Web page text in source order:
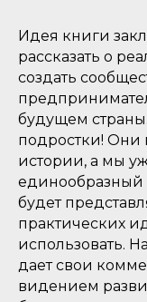
Идея книги
рассказать о
создать
будущем
подростки! Они
истории, а мы
единообразный
будет
практических
использовать.
дает свои
видением